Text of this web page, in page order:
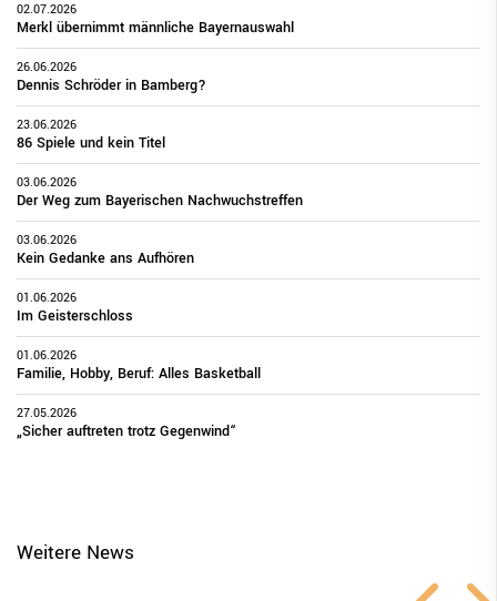
02.07.2026
Merkl übernimmt männliche Bayernauswahl
26.06.2026
Dennis Schröder in Bamberg?
23.06.2026
86 Spiele und kein Titel
03.06.2026
Der Weg zum Bayerischen Nachwuchstreffen
03.06.2026
Kein Gedanke ans Aufhören
01.06.2026
Im Geisterschloss
01.06.2026
Familie, Hobby, Beruf: Alles Basketball
27.05.2026
„Sicher auftreten trotz Gegenwind“
Weitere News